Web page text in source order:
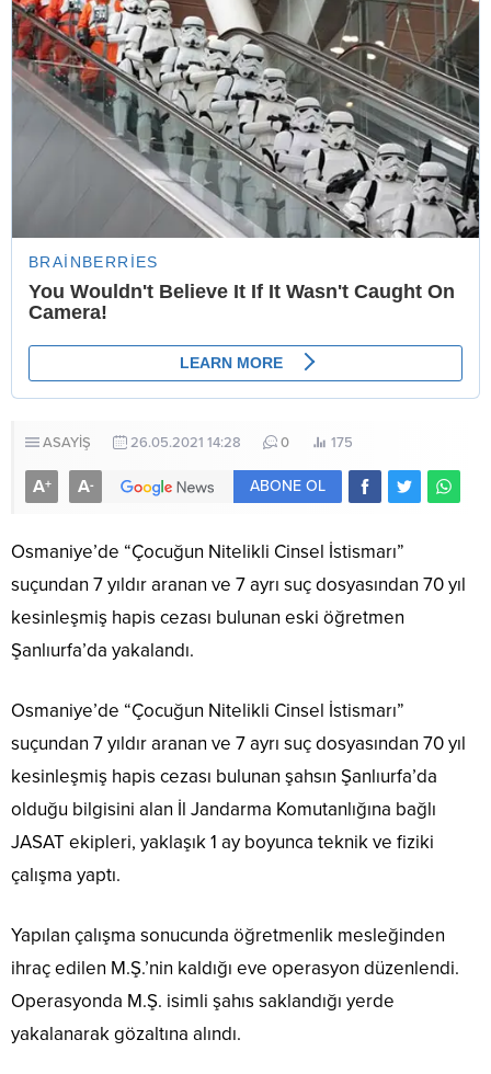
ASAYİŞ 26.05.2021 14:28 0 175
A+ A- ABONE OL
Osmaniye’de “Çocuğun Nitelikli Cinsel İstismarı”
suçundan 7 yıldır aranan ve 7 ayrı suç dosyasından 70 yıl
kesinleşmiş hapis cezası bulunan eski öğretmen
Şanlıurfa’da yakalandı.
Osmaniye’de “Çocuğun Nitelikli Cinsel İstismarı”
suçundan 7 yıldır aranan ve 7 ayrı suç dosyasından 70 yıl
kesinleşmiş hapis cezası bulunan şahsın Şanlıurfa’da
olduğu bilgisini alan İl Jandarma Komutanlığına bağlı
JASAT ekipleri, yaklaşık 1 ay boyunca teknik ve fiziki
çalışma yaptı.
Yapılan çalışma sonucunda öğretmenlik mesleğinden
ihraç edilen M.Ş.’nin kaldığı eve operasyon düzenlendi.
Operasyonda M.Ş. isimli şahıs saklandığı yerde
yakalanarak gözaltına alındı.